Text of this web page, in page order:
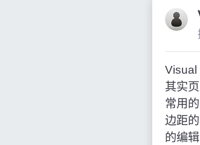
其实
常用
边距
的编